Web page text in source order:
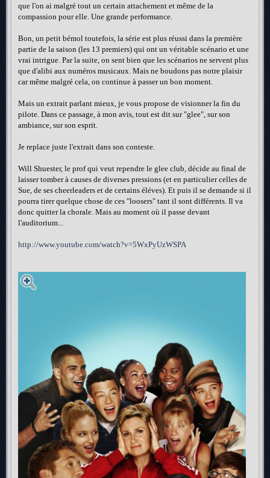
que l'on ai malgré tout un certain attachement et même de la
compassion pour elle. Une grande performance.
Bon, un petit bémol toutefois, la série est plus réussi dans la première
partie de la saison (les 13 premiers) qui ont un véritable scénario et une
vrai intrigue. Par la suite, on sent bien que les scénarios ne servent plus
que d'alibi aux numéros musicaux. Mais ne boudons pas notre plaisir
car même malgré cela, on continue à passer un bon moment.
Mais un extrait parlant mieux, je vous propose de visionner la fin du
pilote. Dans ce passage, à mon avis, tout est dit sur "glee", sur son
ambiance, sur son esprit.
Je replace juste l'extrait dans son conteste.
Will Shuester, le prof qui veut rependre le glee club, décide au final de
laisser tomber à causes de diverses pressions (et en particulier celles de
Sue, de ses cheerleaders et de certains éléves). Et puis il se demande si il
pourra tirer quelque chose de ces "loosers" tant il sont différents. Il va
donc quitter la chorale. Mais au moment où il passe devant
l'auditorium...
http://www.youtube.com/watch?v=5WxPyUzWSPA